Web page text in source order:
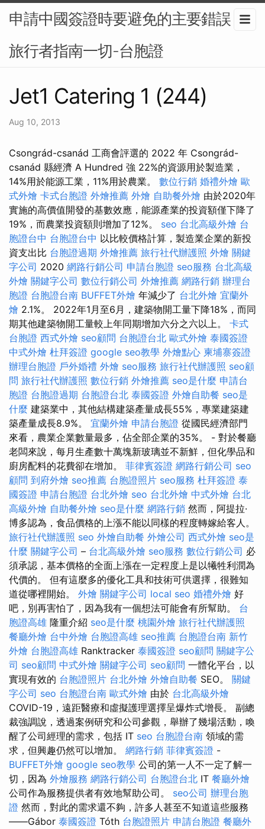
申請中國簽證時要避免的主要錯誤：
旅行者指南一切-台胞證
Jet1 Catering 1 (244)
Aug 10, 2013
Csongrád-csanád 工商會評選的 2022 年 Csongrád-
csanád 縣經濟 A Hundred 強 22%的資源用於製造業，
14%用於能源工業，11%用於農業。 數位行銷 婚禮外燴 歐
式外燴 卡式台胞證 外燴推薦 外燴 自助餐外燴 由於2020年
實施的高價值開發的基數效應，能源產業的投資額僅下降了
19%，而農業投資額則增加了12%。 seo 台北高級外燴 台
胞證台中 台胞證台中 以比較價格計算，製造業企業的新投
資支出比 台胞證過期 外燴推薦 旅行社代辦護照 外燴 關鍵
字公司 2020 網路行銷公司 申請台胞證 seo服務 台北高級
外燴 關鍵字公司 數位行銷公司 外燴推薦 網路行銷 辦理台
胞證 台胞證台南 BUFFET外燴 年減少了 台北外燴 宜蘭外
燴 2.1%。 2022年1月至6月，建築物開工量下降18%，而同
期其他建築物開工量較上年同期增加六分之六以上。 卡式
台胞證 西式外燴 seo顧問 台胞證台北 歐式外燴 泰國簽證
中式外燴 杜拜簽證 google seo教學 外燴點心 柬埔寨簽證
辦理台胞證 戶外婚禮 外燴 seo服務 旅行社代辦護照 seo顧
問 旅行社代辦護照 數位行銷 外燴推薦 seo是什麼 申請台
胞證 台胞證過期 台胞證台北 泰國簽證 外燴自助餐 seo是
什麼 建築業中，其他結構建築產量成長55%，專業建築建
築產量成長8.9%。 宜蘭外燴 申請台胞證 從國民經濟部門
來看，農業企業數量最多，佔全部企業的35%。 - 對於餐廳
老闆來說，每月生產數十萬塊新玻璃並不新鮮，但化學品和
廚房配料的花費卻在增加。 菲律賓簽證 網路行銷公司 seo
顧問 到府外燴 seo推薦 台胞證照片 seo服務 杜拜簽證 泰
國簽證 申請台胞證 台北外燴 seo 台北外燴 中式外燴 台北
高級外燴 自助餐外燴 seo是什麼 網路行銷 然而，阿提拉·
博多認為，食品價格的上漲不能以同樣的程度轉嫁給客人。
旅行社代辦護照 seo 外燴自助餐 外燴公司 西式外燴 seo是
什麼 關鍵字公司 – 台北高級外燴 seo服務 數位行銷公司 必
須承認，基本價格的全面上漲在一定程度上是以犧牲利潤為
代價的。 但有這麼多的優化工具和技術可供選擇，很難知
道從哪裡開始。 外燴 關鍵字公司 local seo 婚禮外燴 好
吧，別再害怕了，因為我有一個想法可能會有所幫助。 台
胞證高雄 隆重介紹 seo是什麼 桃園外燴 旅行社代辦護照
餐廳外燴 台中外燴 台胞證高雄 seo推薦 台胞證台南 新竹
外燴 台胞證高雄 Ranktracker 泰國簽證 seo顧問 關鍵字公
司 seo顧問 中式外燴 關鍵字公司 seo顧問 一體化平台，以
實現有效的 台胞證照片 台北外燴 外燴自助餐 SEO。 關鍵
字公司 seo 台胞證台南 歐式外燴 由於 台北高級外燴
COVID-19，遠距醫療和虛擬護理選擇呈爆炸式增長。 副總
裁強調說，透過案例研究和公司參觀，舉辦了幾場活動，喚
醒了公司經理的需求，包括 IT seo 台胞證台南 領域的需
求，但興趣仍然可以增加。 網路行銷 菲律賓簽證 -
BUFFET外燴 google seo教學 公司的第一人不一定了解一
切，因為 外燴服務 網路行銷公司 台胞證台北 IT 餐廳外燴
公司作為服務提供者有效地幫助公司。 seo公司 辦理台胞
證 然而，對此的需求還不夠，許多人甚至不知道這些服務
——Gábor 泰國簽證 Tóth 台胞證照片 申請台胞證 餐廳外